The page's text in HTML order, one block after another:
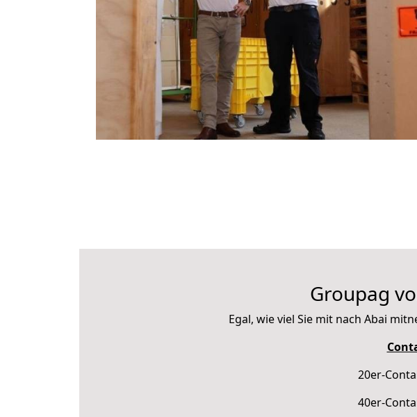
Groupag
Egal, wie viel Sie mit nach Abai
20er-
40er-